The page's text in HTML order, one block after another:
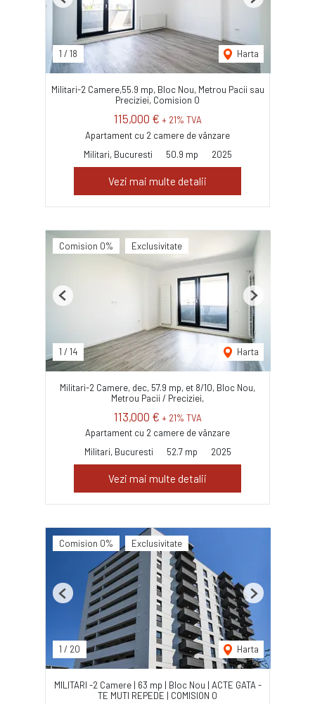
1 / 18 Harta
Previous Next
Militari-2 Camere,55.9 mp, Bloc Nou, Metrou Pacii sau
Preciziei, Comision 0
115,000 € + 21% TVA
Apartament cu 2 camere de vânzare
Militari, Bucuresti
50.9 mp 2025
Vezi mai multe detalii
Comision 0% Exclusivitate
1 / 14 Harta
Previous Next
Militari-2 Camere, dec, 57.9 mp, et 8/10, Bloc Nou,
Metrou Pacii / Preciziei,
113,000 € + 21% TVA
Apartament cu 2 camere de vânzare
Militari, Bucuresti
52.7 mp 2025
Vezi mai multe detalii
Comision 0% Exclusivitate
1 / 20 Harta
Previous Next
MILITARI -2 Camere | 63 mp | Bloc Nou | ACTE GATA -
TE MUTI REPEDE | COMISION 0